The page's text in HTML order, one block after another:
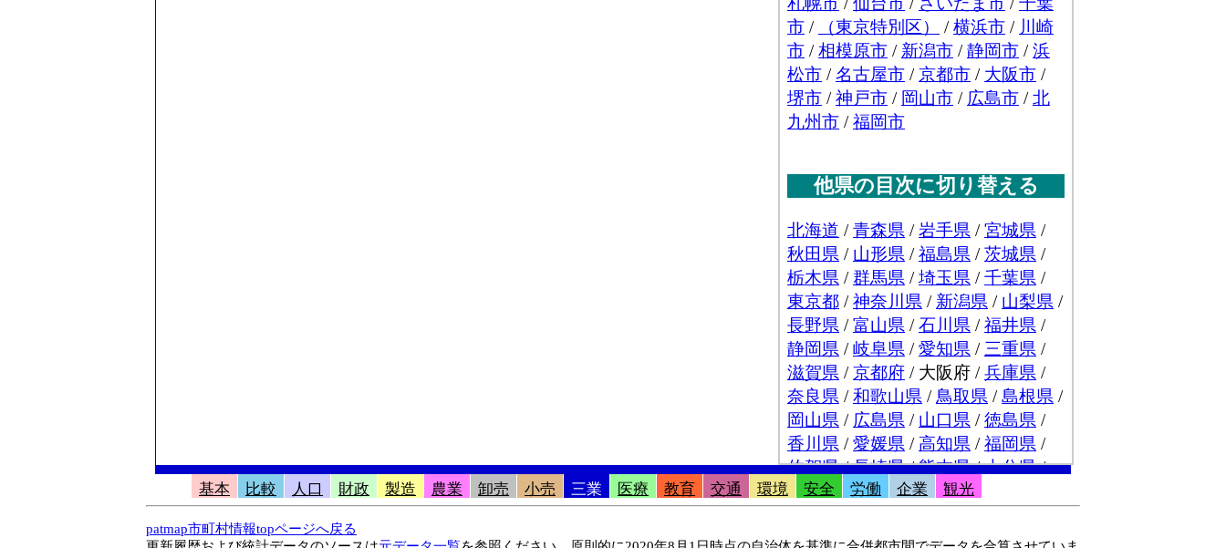
基本 比較 人口 財政 製造 農業 卸売 小売 三業 医療 教育 交通 環境 安全 労働 企業 観光
patmap市町村情報topページへ戻る